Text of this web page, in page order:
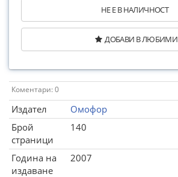
НЕ Е В НАЛИЧНОСТ
ДОБАВИ В ЛЮБИМИ
Коментари: 0
Издател
Омофор
Брой
страници
140
Година на
издаване
2007